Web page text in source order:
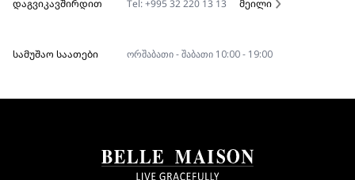
ᲓᲐᲒᲕᲘᲙᲐᲕᲨᲘᲠᲓᲘᲗ Tel: +995 32 220 13 13 მეილი
ᲡᲐᲛᲣᲨᲐᲝ ᲡᲐᲐᲗᲔᲑᲘ ორშაბათი - შაბათი 10:00 - 19:00